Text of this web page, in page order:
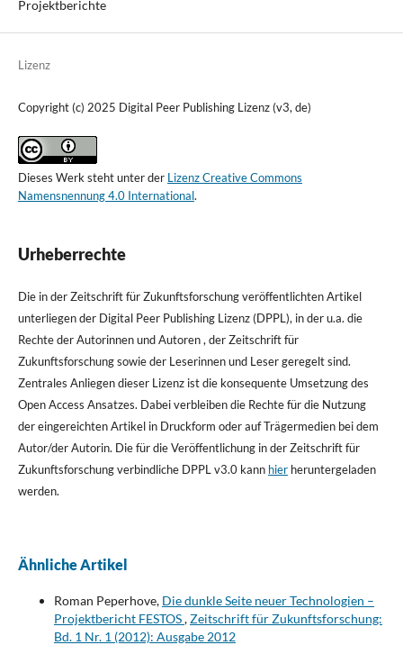
Projektberichte
Lizenz
Copyright (c) 2025 Digital Peer Publishing Lizenz (v3, de)
Dieses Werk steht unter der Lizenz Creative Commons
Namensnennung 4.0 International.
Urheberrechte
Die in der Zeitschrift für Zukunftsforschung veröffentlichten Artikel
unterliegen der Digital Peer Publishing Lizenz (DPPL), in der u.a. die
Rechte der Autorinnen und Autoren , der Zeitschrift für
Zukunftsforschung sowie der Leserinnen und Leser geregelt sind.
Zentrales Anliegen dieser Lizenz ist die konsequente Umsetzung des
Open Access Ansatzes. Dabei verbleiben die Rechte für die Nutzung
der eingereichten Artikel in Druckform oder auf Trägermedien bei dem
Autor/der Autorin. Die für die Veröffentlichung in der Zeitschrift für
Zukunftsforschung verbindliche DPPL v3.0 kann hierheruntergeladen
werden.
Ähnliche Artikel
Roman Peperhove, Die dunkle Seite neuer Technologien –
Projektbericht FESTOS,Zeitschrift für Zukunftsforschung:
Bd. 1 Nr. 1 (2012): Ausgabe 2012